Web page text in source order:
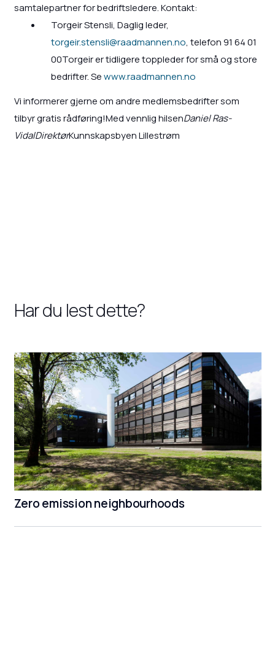
samtalepartner for bedriftsledere. Kontakt:
Torgeir Stensli, Daglig leder,
torgeir.stensli@raadmannen.no, telefon 91 64 01
00Torgeir er tidligere toppleder for små og store
bedrifter. Sewww.raadmannen.no
Vi informerer gjerne om andre medlemsbedrifter som
tilbyr gratis rådføring!Med vennlig hilsenDaniel Ras-
VidalDirektørKunnskapsbyen Lillestrøm
Har du lest dette?
Zero emission neighbourhoods